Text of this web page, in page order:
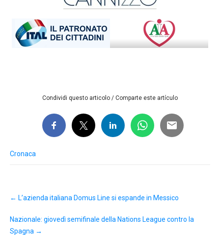
Condividi questo articolo / Comparte este artículo
Cronaca
navigation
← L’azienda italiana Domus Line si espande in Messico
Nazionale: giovedì semifinale della Nations League contro la
Spagna →